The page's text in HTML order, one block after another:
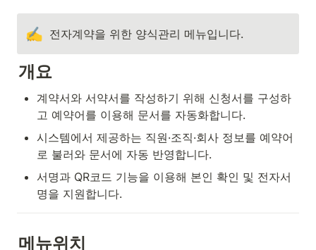
✍️ 전자계약을 위한 양식관리 메뉴입니다.
개요
계약서와 서약서를 작성하기 위해 신청서를 구성하
고 예약어를 이용해 문서를 자동화합니다.
시스템에서 제공하는 직원·조직·회사 정보를 예약어
로 불러와 문서에 자동 반영합니다.
서명과 QR코드 기능을 이용해 본인 확인 및 전자서
명을 지원합니다.
메뉴위치